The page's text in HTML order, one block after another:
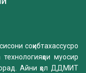
соҳибтахассусро
муосир
Айни ҳол ДДМИТ